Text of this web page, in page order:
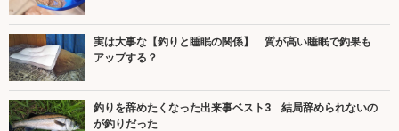
実は大事な【釣りと睡眠の関係】 質が高い睡眠で釣果も
アップする？
釣りを辞めたくなった出来事ベスト3 結局辞められないの
が釣りだった